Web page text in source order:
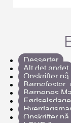
Desserter
Alt det andet
Opskrifter på
Børnefester
Børnenes
Fødselsdage
Opskrifter på